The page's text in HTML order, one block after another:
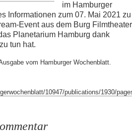
im Hamburger
Informationen zum 07. Mai 2021 zu
Event aus dem Burg Filmtheater
Planetarium Hamburg dank
tun hat.
vom Hamburger Wochenblatt.
10947/publications/1930/